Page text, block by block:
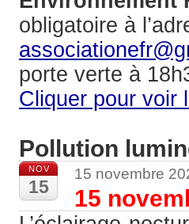
obligatoire à
porte verte à
Cliquer pour voir
Pollution
NOV
15
15 novembre
15